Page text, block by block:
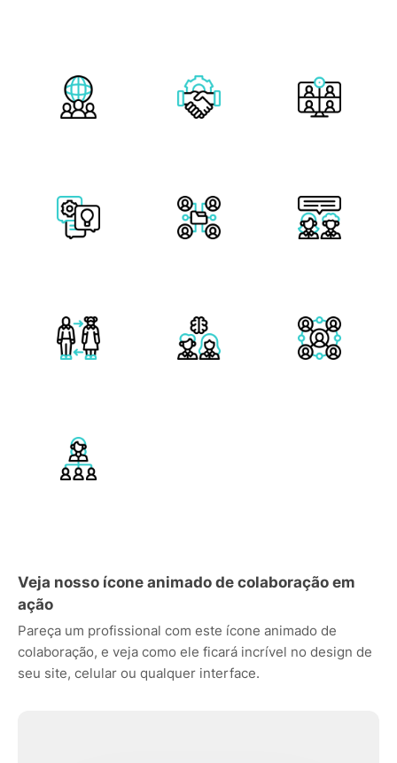
Veja nosso ícone animado de colaboração em
ação
Pareça um profissional com este ícone animado de
colaboração, e veja como ele ficará incrível no design de
seu site, celular ou qualquer interface.